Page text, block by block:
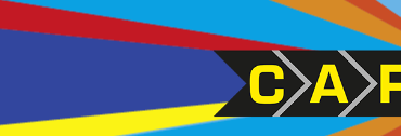
Close